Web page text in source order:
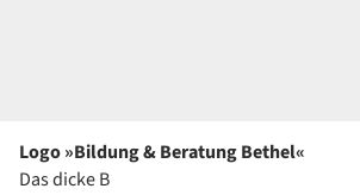
Logo »Bildung & Beratung Bethel«
Das dicke B